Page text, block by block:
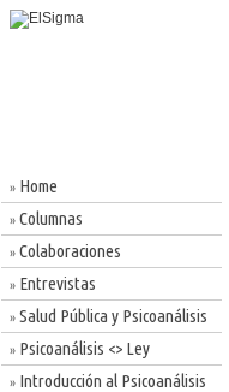
» Home
» Columnas
» Colaboraciones
» Entrevistas
» Salud Pública y Psicoanálisis
» Psicoanálisis <> Ley
» Introducción al Psicoanálisis